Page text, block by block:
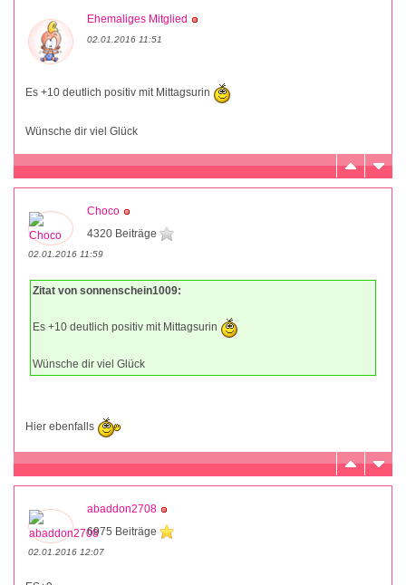
Ehemaliges Mitglied
02.01.2016 11:51
Es +10 deutlich positiv mit Mittagsurin
Wünsche dir viel Glück
Choco
4320 Beiträge
02.01.2016 11:59
Zitat von sonnenschein1009:
Es +10 deutlich positiv mit Mittagsurin
Wünsche dir viel Glück
Hier ebenfalls
abaddon2708
6975 Beiträge
02.01.2016 12:07